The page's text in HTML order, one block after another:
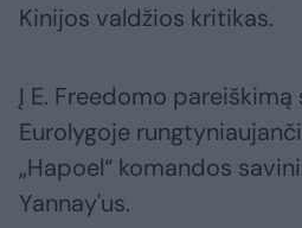
Kinijos valdžios kritikas.
Į E. Freedomo pareiškimą
Eurolygoje
„Hapoel“ komandos
Yannay'us.